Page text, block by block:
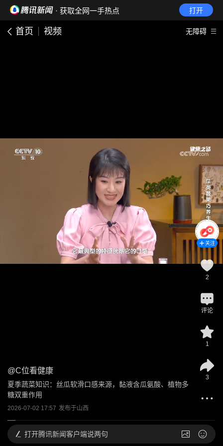
· 获取全网一手热点 打开
首页 视频 无障碍
@C位看健康
夏季蔬菜知识：丝瓜软滑口感来源，黏液含瓜氨酸、植物多
糖双重作用
2026-07-02 17:57 发布于山西
关注
2
评论
1
3
打开腾讯新闻客户端说两句